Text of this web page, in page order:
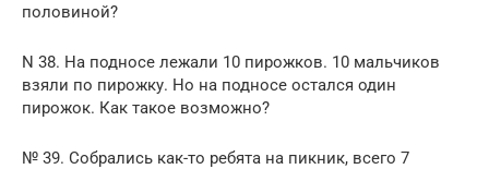
половиной?
N 38. На подносе лежали 10 пирожков. 10 мальчиков
взяли по пирожку. Но на подносе остался один
пирожок. Как такое возможно?
№ 39. Собрались как-то ребята на пикник, всего 7